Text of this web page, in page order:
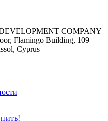
COMPANY
Flamingo Building, 109
Cyprus